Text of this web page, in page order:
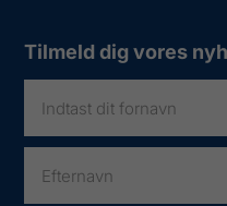
Tilmeld dig vores